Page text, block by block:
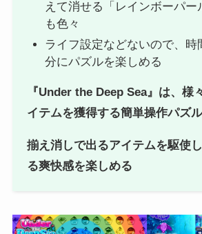
えて消せる「レインボーパー
も色々
ライフ設定などないので、時
分にパズルを楽しめる
『Under the Deep Sea』は、様
イテムを獲得する簡単操作パズ
揃え消しで出るアイテムを駆使
る爽快感を楽しめる